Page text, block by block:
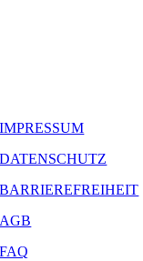
IMPRESSUM
DATENSCHUTZ
BARRIEREFREIHEIT
AGB
FAQ